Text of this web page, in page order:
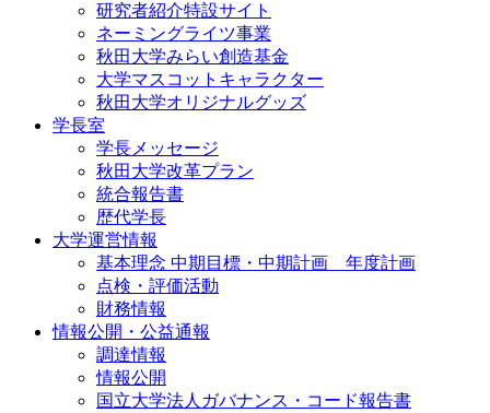
研究者紹介特設サイト
ネーミングライツ事業
秋田大学みらい創造基金
大学マスコットキャラクター
秋田大学オリジナルグッズ
学長室
学長メッセージ
秋田大学改革プラン
統合報告書
歴代学長
大学運営情報
基本理念 中期目標・中期計画 年度計画
点検・評価活動
財務情報
情報公開・公益通報
調達情報
情報公開
国立大学法人ガバナンス・コード報告書